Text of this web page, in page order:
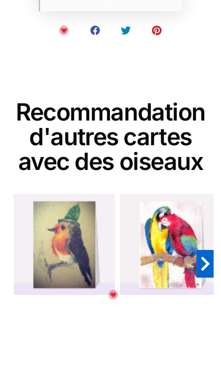
Recommandation
d'autres cartes
avec des oiseaux